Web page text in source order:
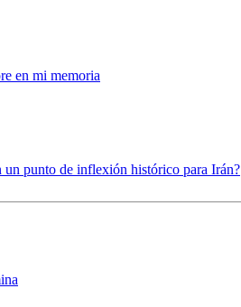
en mi memoria
punto de inflexión histórico para Irán?